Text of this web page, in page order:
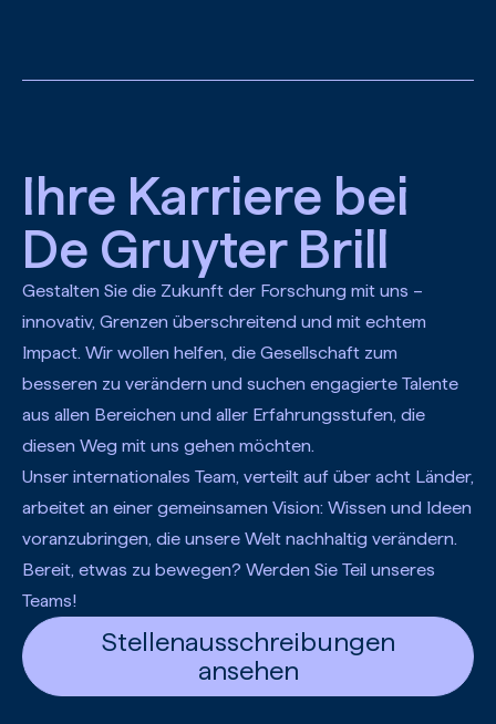
Ihre Karriere bei
De Gruyter Brill
Gestalten Sie die Zukunft der Forschung mit uns –
innovativ, Grenzen überschreitend und mit echtem
Impact. Wir wollen helfen, die Gesellschaft zum
besseren zu verändern und suchen engagierte Talente
aus allen Bereichen und aller Erfahrungsstufen, die
diesen Weg mit uns gehen möchten.
Unser internationales Team, verteilt auf über acht Länder,
arbeitet an einer gemeinsamen Vision: Wissen und Ideen
voranzubringen, die unsere Welt nachhaltig verändern.
Bereit, etwas zu bewegen? Werden Sie Teil unseres
Teams!
Stellenausschreibungen
ansehen